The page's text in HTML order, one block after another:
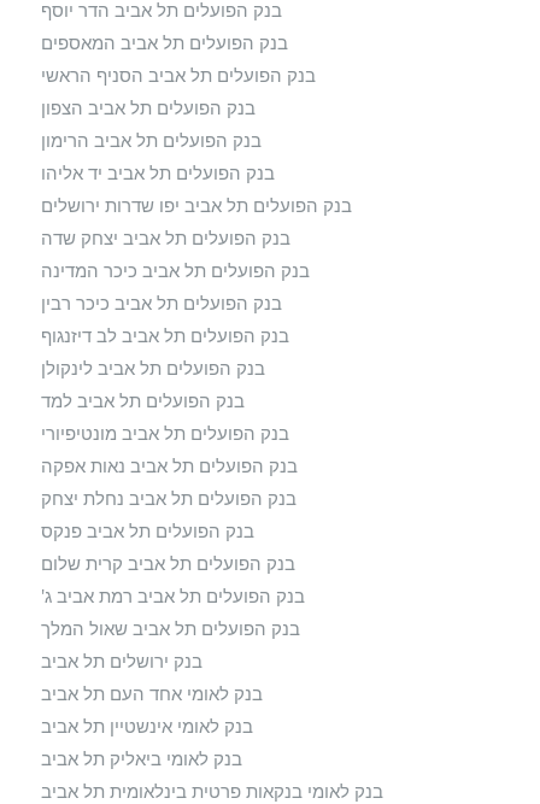
בנק הפועלים תל אביב הדר יוסף
בנק הפועלים תל אביב המאספים
בנק הפועלים תל אביב הסניף הראשי
בנק הפועלים תל אביב הצפון
בנק הפועלים תל אביב הרימון
בנק הפועלים תל אביב יד אליהו
בנק הפועלים תל אביב יפו שדרות ירושלים
בנק הפועלים תל אביב יצחק שדה
בנק הפועלים תל אביב כיכר המדינה
בנק הפועלים תל אביב כיכר רבין
בנק הפועלים תל אביב לב דיזנגוף
בנק הפועלים תל אביב לינקולן
בנק הפועלים תל אביב למד
בנק הפועלים תל אביב מונטיפיורי
בנק הפועלים תל אביב נאות אפקה
בנק הפועלים תל אביב נחלת יצחק
בנק הפועלים תל אביב פנקס
בנק הפועלים תל אביב קרית שלום
בנק הפועלים תל אביב רמת אביב ג'
בנק הפועלים תל אביב שאול המלך
בנק ירושלים תל אביב
בנק לאומי אחד העם תל אביב
בנק לאומי אינשטיין תל אביב
בנק לאומי ביאליק תל אביב
בנק לאומי בנקאות פרטית בינלאומית תל אביב